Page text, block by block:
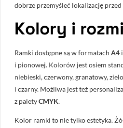
dobrze przemyśleć lokalizację
Kolory i
Ramki dostępne są w formatach A4 i
i pionowej. Kolorów jest osiem
niebieski, czerwony, granatowy,
i czarny. Możliwa jest też
z paletyCMYK.
Kolor ramki to nie tylko estetyka.